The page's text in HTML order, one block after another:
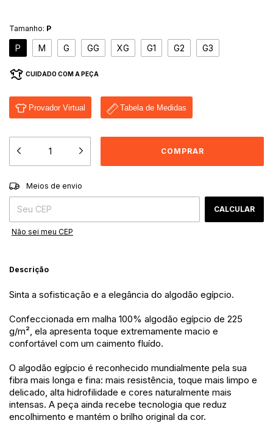
Tamanho: P
P M G GG XG G1 G2 G3
CUIDADO COM A PEÇA
Provador Virtual Tabela de Medidas
Entregas para o CEP:
Meios de envio
CALCULAR
Não sei meu CEP
Descrição
Sinta a sofisticação e a elegância do algodão egípcio.
Confeccionada em malha 100% algodão egípcio de 225
g/m², ela apresenta toque extremamente macio e
confortável com um caimento fluído.
O algodão egípcio é reconhecido mundialmente pela sua
fibra mais longa e fina: mais resistência, toque mais limpo e
delicado, alta hidrofilidade e cores naturalmente mais
intensas. A peça ainda recebe tecnologia que reduz
encolhimento e mantém o brilho original da cor.